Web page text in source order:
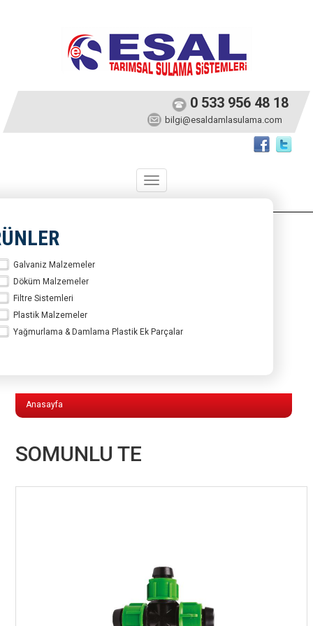
0 533 956 48 18
bilgi@esaldamlasulama.com
Toggle
navigation
Galvaniz Malzemeler
Döküm Malzemeler
Filtre Sistemleri
Plastik Malzemeler
Yağmurlama & Damlama Plastik Ek Parçalar
Anasayfa
SOMUNLU TE